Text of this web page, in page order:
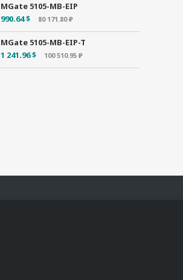
MGate 5105-MB-EIP
990.64 $
80 171.80 ₽
MGate 5105-MB-EIP-T
1 241.96 $
100 510.95 ₽